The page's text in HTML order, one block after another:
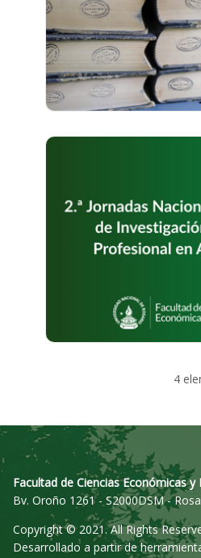
4
Facultad de Ciencias Económicas
Bv. Oroño 1261 - S2000DSM -
Copyright © 2021. All Rights
Desarrollado a partir de